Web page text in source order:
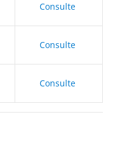
Consulte
Consulte
Consulte